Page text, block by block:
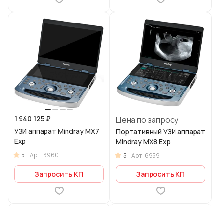
1 940 125 ₽
УЗИ аппарат Mindray MX7
Exp
5 Арт. 6960
Запросить КП
Цена по запросу
Портативный УЗИ аппарат
Mindray MX8 Exp
5 Арт. 6959
Запросить КП